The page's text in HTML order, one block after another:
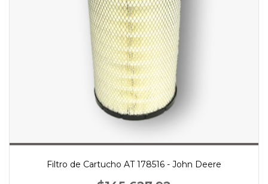
Filtro de Cartucho AT 178516 - John Deere